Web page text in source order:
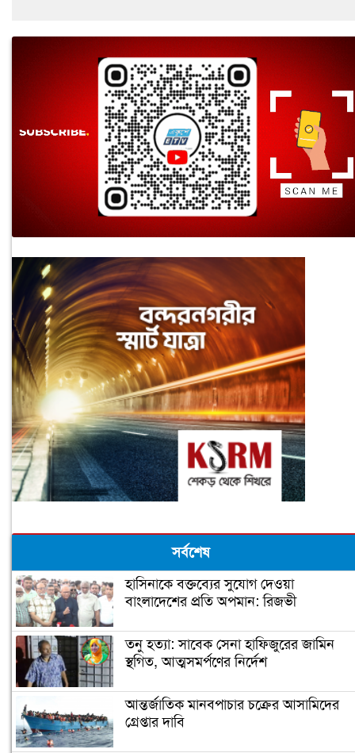
সর্বশেষ
হাসিনাকে বক্তব্যের সুযোগ দেওয়া
বাংলাদেশের প্রতি অপমান: রিজভী
তনু হত্যা: সাবেক সেনা হাফিজুরের জামিন
স্থগিত, আত্মসমর্পণের নির্দেশ
আন্তর্জাতিক মানবপাচার চক্রের আসামিদের
গ্রেপ্তার দাবি